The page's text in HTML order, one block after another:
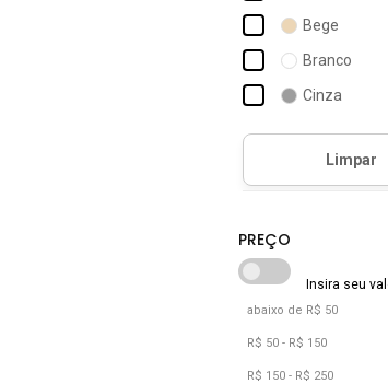
Bege
Branco
Cinza
Dourado
Marrom
abaixo de R$ 50
R$ 50 - R$ 150
R$ 150 - R$ 250